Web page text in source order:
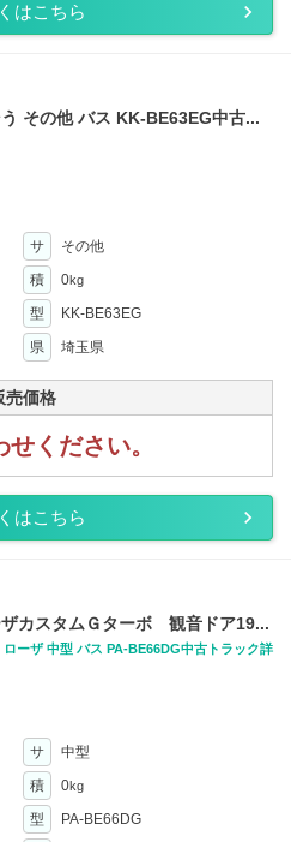
はこちら
その他 バス KK-BE63EG中古...
サ
その他
積 0kg
型
KK-BE63EG
県 埼玉県
売価格
ください。
はこちら
カスタムＧターボ 観音ドア19...
ローザ 中型 バス PA-BE66DG中古トラック詳
サ
中型
積 0kg
型
PA-BE66DG